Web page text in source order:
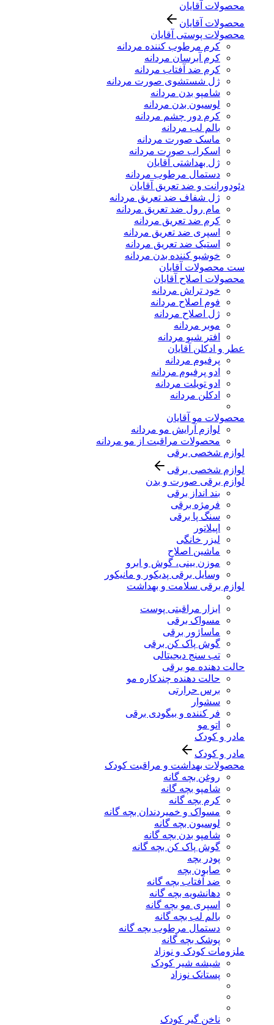
محصولات آقایان
محصولات آقایان
محصولات پوستی آقایان
کرم مرطوب کننده مردانه
کرم آبرسان مردانه
کرم ضد آفتاب مردانه
ژل شستشوی صورت مردانه
شامپو بدن مردانه
لوسیون بدن مردانه
کرم دور چشم مردانه
بالم لب مردانه
ماسک صورت مردانه
اسکراب صورت مردانه
ژل بهداشتی آقایان
دستمال مرطوب مردانه
دئودورانت و ضد تعریق آقایان
ژل شفاف ضد تعریق مردانه
مام رول ضد تعریق مردانه
کرم ضد تعریق مردانه
اسپری ضد تعریق مردانه
استیک ضد تعریق مردانه
خوشبو کننده بدن مردانه
ست محصولات آقایان
محصولات اصلاح آقایان
خود تراش مردانه
فوم اصلاح مردانه
ژل اصلاح مردانه
موبر مردانه
افتر شیو مردانه
عطر و ادکلن آقایان
پرفیوم مردانه
ادو پرفیوم مردانه
ادو تویلت مردانه
ادکلن مردانه
محصولات مو آقایان
لوازم آرایش مو مردانه
محصولات مراقبت از مو مردانه
لوازم شخصی برقی
لوازم شخصی برقی
لوازم برقی صورت و بدن
بند انداز برقی
فرمژه برقی
سنگ پا برقی
اپیلاتور
لیزر خانگی
ماشین اصلاح
موزن بینی، گوش و ابرو
وسایل برقی پدیکور و مانیکور
لوازم برقی سلامت و بهداشت
ابزار مراقبتی پوست
مسواک برقی
ماساژور برقی
گوش پاک کن برقی
تب سنج دیجیتالی
حالت دهنده مو برقی
حالت دهنده چندکاره مو
برس حرارتی
سشوار
فر کننده و بیگودی برقی
اتو مو
مادر و کودک
مادر و کودک
محصولات بهداشت و مراقبت کودک
روغن بچه گانه
شامپو بچه گانه
کرم بچه گانه
مسواک و خمیردندان بچه گانه
لوسیون بچه گانه
شامپو بدن بچه گانه
گوش پاک کن بچه گانه
پودر بچه
صابون بچه
ضد آفتاب بچه گانه
دهانشویه بچه گانه
اسپری مو بچه گانه
بالم لب بچه گانه
دستمال مرطوب بچه گانه
پوشک بچه گانه
ملزومات کودک و نوزاد
شیشه شیر کودک
پستانک نوزاد
ناخن گیر کودک